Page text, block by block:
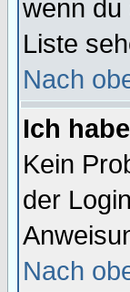
wenn du
Liste
Nach
Ich
Kein
der
Nach